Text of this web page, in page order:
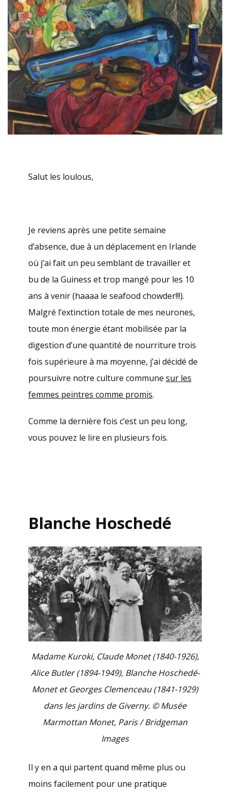
Salut les loulous,
Je reviens après une petite semaine
d’absence, due à un déplacement en Irlande
où j’ai fait un peu semblant de travailler et
bu de la Guiness et trop mangé pour les 10
ans à venir (haaaa le seafood chowder!!!).
Malgré l’extinction totale de mes neurones,
toute mon énergie étant mobilisée par la
digestion d’une quantité de nourriture trois
fois supérieure à ma moyenne, j’ai décidé de
poursuivre notre culture commune sur les
femmes peintres comme promis.
Comme la dernière fois c’est un peu long,
vous pouvez le lire en plusieurs fois.
Blanche Hoschedé
Madame Kuroki, Claude Monet (1840-1926),
Alice Butler (1894-1949), Blanche Hoschedé-
Monet et Georges Clemenceau (1841-1929)
dans les jardins de Giverny. © Musée
Marmottan Monet, Paris / Bridgeman
Images
Il y en a qui partent quand même plus ou
moins facilement pour une pratique